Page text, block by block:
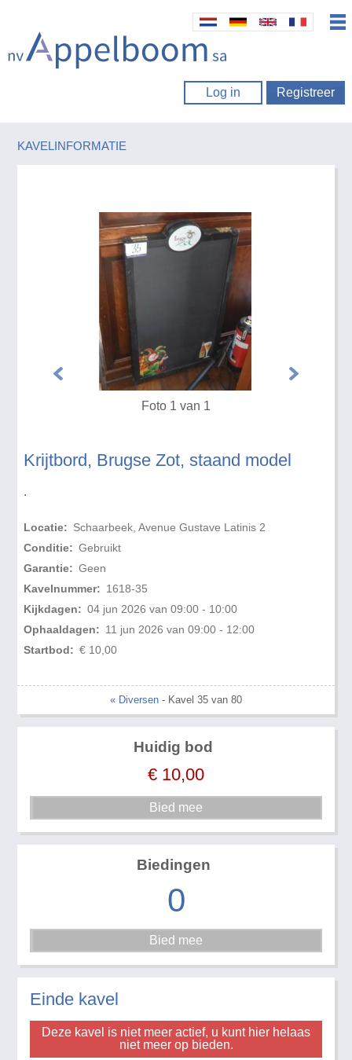
Log in Registreer
KAVELINFORMATIE
Krijtbord, Brugse Zot, staand model
.
Locatie: Schaarbeek, Avenue Gustave Latinis 2
Conditie: Gebruikt
Garantie: Geen
Kavelnummer: 1618-35
Kijkdagen: 04 jun 2026 van 09:00 - 10:00
Ophaaldagen: 11 jun 2026 van 09:00 - 12:00
Startbod: € 10,00
Foto 1 van 1
« Diversen - Kavel 35 van 80
Huidig bod
€ 10,00
Biedingen
0
Einde kavel
Deze kavel is niet meer actief, u kunt hier helaas
niet meer op bieden.